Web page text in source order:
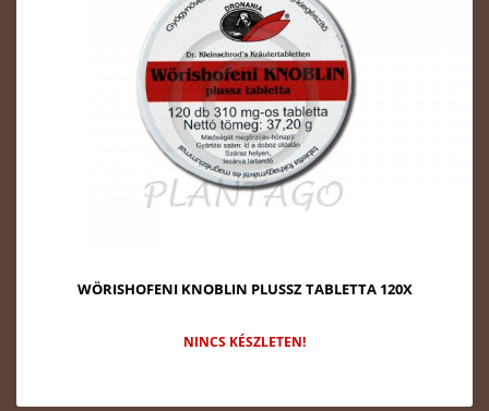
WÖRISHOFENI KNOBLIN PLUSSZ TABLETTA 120X
NINCS KÉSZLETEN!